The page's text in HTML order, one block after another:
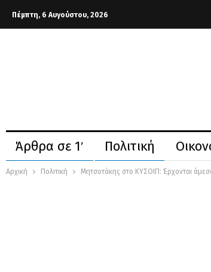
Πέμπτη, 6 Αυγούστου, 2026
Άρθρα σε 1′ Πολιτική
Αρχική Πολιτική Μητσοτάκης στο ΚΥΣΟΙΠ: Έρχονται άμεσα